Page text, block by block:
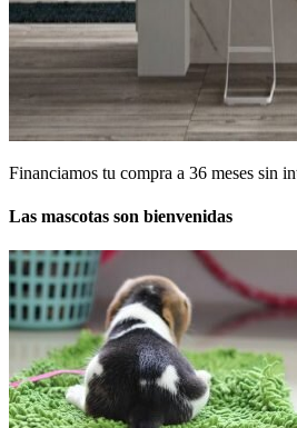
Financiamos tu compra a 36 meses sin
Las mascotas son bienvenidas